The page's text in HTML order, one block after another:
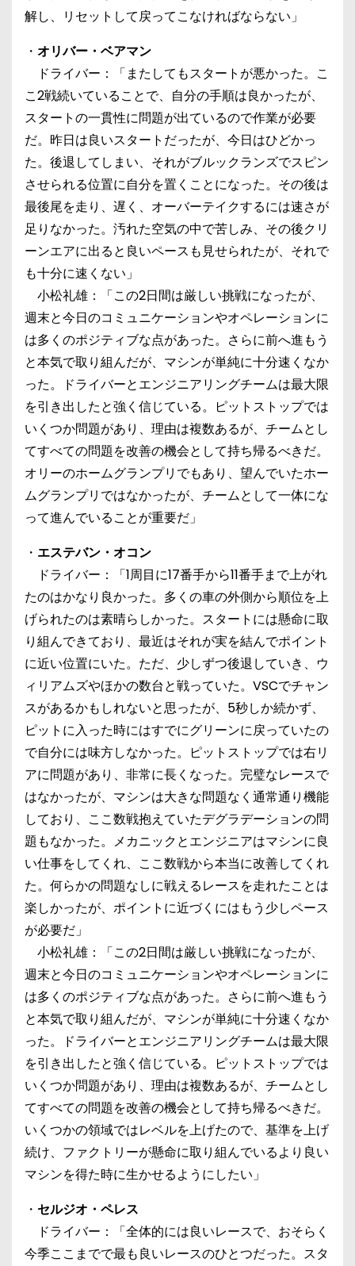
解し、リセットして戻ってこなければならない」
・ オリバー・ベアマン
ドライバー：「またしてもスタートが悪かった。こ
こ2戦続いていることで、自分の手順は良かったが、
スタートの一貫性に問題が出ているので作業が必要
だ。昨日は良いスタートだったが、今日はひどかっ
た。後退してしまい、それがブルックランズでスピン
させられる位置に自分を置くことになった。その後は
最後尾を走り、遅く、オーバーテイクするには速さが
足りなかった。汚れた空気の中で苦しみ、その後クリ
ーンエアに出ると良いペースも見せられたが、それで
も十分に速くない」
小松礼雄：「この2日間は厳しい挑戦になったが、
週末と今日のコミュニケーションやオペレーションに
は多くのポジティブな点があった。さらに前へ進もう
と本気で取り組んだが、マシンが単純に十分速くなか
った。ドライバーとエンジニアリングチームは最大限
を引き出したと強く信じている。ピットストップでは
いくつか問題があり、理由は複数あるが、チームとし
てすべての問題を改善の機会として持ち帰るべきだ。
オリーのホームグランプリでもあり、望んでいたホー
ムグランプリではなかったが、チームとして一体にな
って進んでいることが重要だ」
・ エステバン・オコン
ドライバー：「1周目に17番手から11番手まで上がれ
たのはかなり良かった。多くの車の外側から順位を上
げられたのは素晴らしかった。スタートには懸命に取
り組んできており、最近はそれが実を結んでポイント
に近い位置にいた。ただ、少しずつ後退していき、ウ
ィリアムズやほかの数台と戦っていた。VSCでチャン
スがあるかもしれないと思ったが、5秒しか続かず、
ピットに入った時にはすでにグリーンに戻っていたの
で自分には味方しなかった。ピットストップでは右リ
アに問題があり、非常に長くなった。完璧なレースで
はなかったが、マシンは大きな問題なく通常通り機能
しており、ここ数戦抱えていたデグラデーションの問
題もなかった。メカニックとエンジニアはマシンに良
い仕事をしてくれ、ここ数戦から本当に改善してくれ
た。何らかの問題なしに戦えるレースを走れたことは
楽しかったが、ポイントに近づくにはもう少しペース
が必要だ」
小松礼雄：「この2日間は厳しい挑戦になったが、
週末と今日のコミュニケーションやオペレーションに
は多くのポジティブな点があった。さらに前へ進もう
と本気で取り組んだが、マシンが単純に十分速くなか
った。ドライバーとエンジニアリングチームは最大限
を引き出したと強く信じている。ピットストップでは
いくつか問題があり、理由は複数あるが、チームとし
てすべての問題を改善の機会として持ち帰るべきだ。
いくつかの領域ではレベルを上げたので、基準を上げ
続け、ファクトリーが懸命に取り組んでいるより良い
マシンを得た時に生かせるようにしたい」
・ セルジオ・ペレス
ドライバー：「全体的には良いレースで、おそらく
今季ここまでで最も良いレースのひとつだった。スタ